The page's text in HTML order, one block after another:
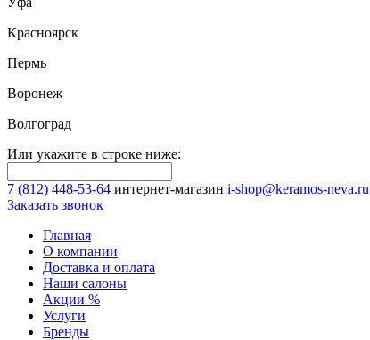
Красноярск
Пермь
Воронеж
Волгоград
Или укажите в строке ниже:
7 (812) 448-53-64 интернет-магазин i-shop@keramos-neva.ru
Заказать звонок
Главная
О компании
Доставка и оплата
Наши cалоны
Акции %
Услуги
Бренды